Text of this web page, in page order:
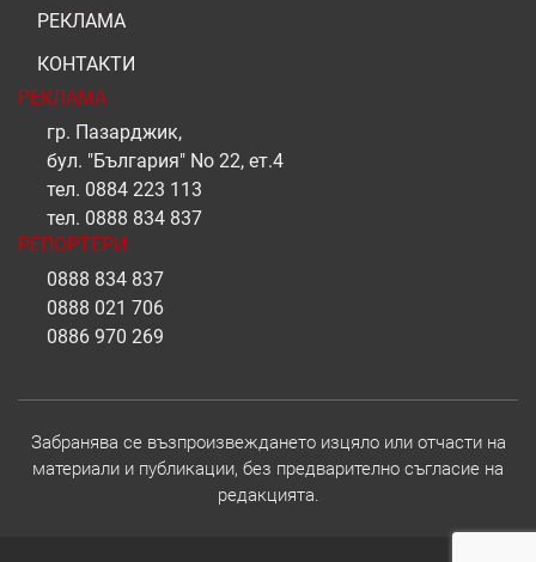
РЕКЛАМА
КОНТАКТИ
РЕКЛАМА
гр. Пазарджик,
бул. "България" No 22, ет.4
тел. 0884 223 113
тел. 0888 834 837
РЕПОРТЕРИ
0888 834 837
0888 021 706
0886 970 269
Забранява се възпроизвеждането изцяло или отчасти на
материали и публикации, без предварително съгласие на
редакцията.